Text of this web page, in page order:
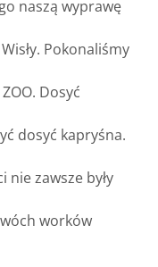
naszą wyprawę
Pokonaliśmy
Dosyć
dosyć kapryśna.
zawsze były
worków